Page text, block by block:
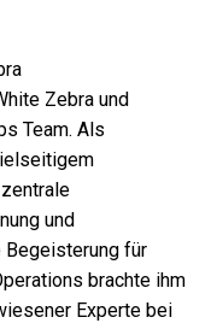
Zebra und
Team. Als
und
Begeisterung für
brachte ihm
Experte bei